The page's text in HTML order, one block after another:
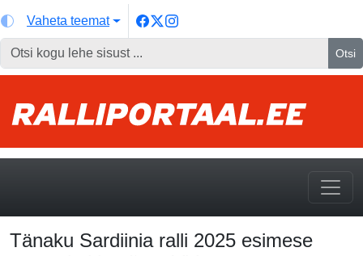
Vaheta teemat
Otsi
Tänaku Sardiinia ralli 2025 esimese